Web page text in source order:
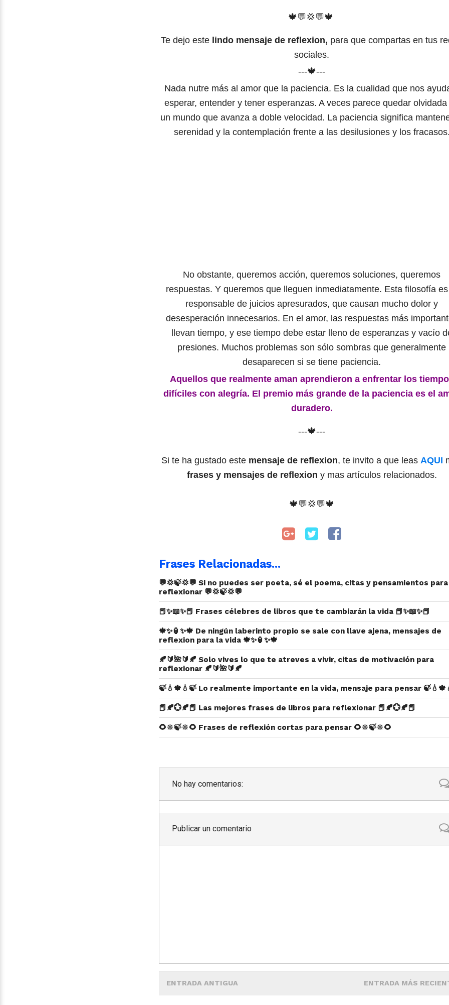
🍁💬💢💬🍁
Te dejo este lindo mensaje de reflexion, para que compartas en tus
sociales.
---🍁---
Nada nutre más al amor que la paciencia. Es la cualidad que nos
esperar, entender y tener esperanzas. A veces parece quedar olvidada
un mundo que avanza a doble velocidad. La paciencia significa
serenidad y la contemplación frente a las desilusiones y los
No obstante, queremos acción, queremos soluciones, queremos
respuestas. Y queremos que lleguen inmediatamente. Esta filosofía
responsable de juicios apresurados, que causan mucho dolor y
desesperación innecesarios. En el amor, las respuestas más
llevan tiempo, y ese tiempo debe estar lleno de esperanzas y vacío
presiones. Muchos problemas son sólo sombras que generalmente
desaparecen si se tiene paciencia.
Aquellos que realmente aman aprendieron a enfrentar los
difíciles con alegría. El premio más grande de la paciencia es el
duradero.
---🍁---
Si te ha gustado este mensaje de reflexion, te invito a que leas AQUI
frases y mensajes de reflexion y mas artículos relacionados.
🍁💬💢💬🍁
Frases Relacionadas...
💬💢🍃💢💬 Si no puedes ser poeta, sé el poema, citas y pensamientos para
reflexionar 💬💢🍃💢💬
📕✨📖✨📕 Frases célebres de libros que te cambiarán la vida 📕✨📖✨📕
🍁✨🏮✨🍁 De ningún laberinto propio se sale con llave ajena, mensajes de
reflexion para la vida 🍁✨🏮✨🍁
🍂🔰🌺🔰🍂 Solo vives lo que te atreves a vivir, citas de motivación para
reflexionar 🍂🔰🌺🔰🍂
🍃💧🍁💧🍃 Lo realmente importante en la vida, mensaje para pensar
📕🍂💮🍂📕 Las mejores frases de libros para reflexionar 📕🍂💮🍂📕
🌻🔆🍃🔆🌻 Frases de reflexión cortas para pensar 🌻🔆🍃🔆🌻
No hay comentarios:
Publicar un comentario
ENTRADA MÁS
ENTRADA ANTIGUA